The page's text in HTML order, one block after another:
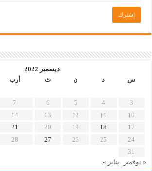
ديسمبر 2022
س
د ن ث أرب
3
4
5
6
7
10
11
12
13
14
17
18
19
20
21
24
25
26
27
28
31
« نوفمبر
يناير »